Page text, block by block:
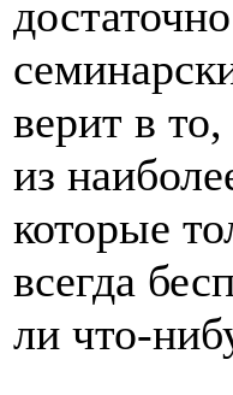
верит в
из
которые
всегда
ли что-